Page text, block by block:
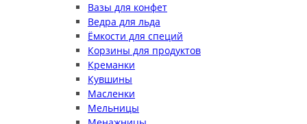
Вазы для конфет
Ведра для льда
Ёмкости для специй
Корзины для продуктов
Креманки
Кувшины
Масленки
Мельницы